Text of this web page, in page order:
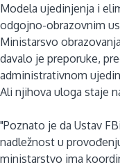
Modela ujedinjenja i
odgojno-obrazovnim
Ministarsvo
davalo je preporuke,
administrativnom
Ali njihova uloga staje
"Poznato je da Ustav
nadležnost u
ministarstvo ima